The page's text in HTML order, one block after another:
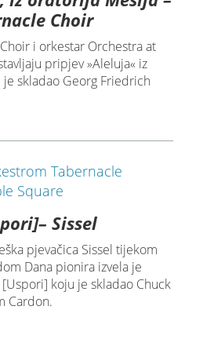
Choir
i orkestar Orchestra at
pripjev »Aleluja« iz
skladao Georg Friedrich
Sissel
pjevačica Sissel tijekom
Dana pionira izvela je
koju je skladao Chuck
Cardon.